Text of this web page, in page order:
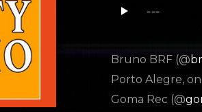
---
Bruno BRF (@
Porto Alegre,
Goma Rec (@